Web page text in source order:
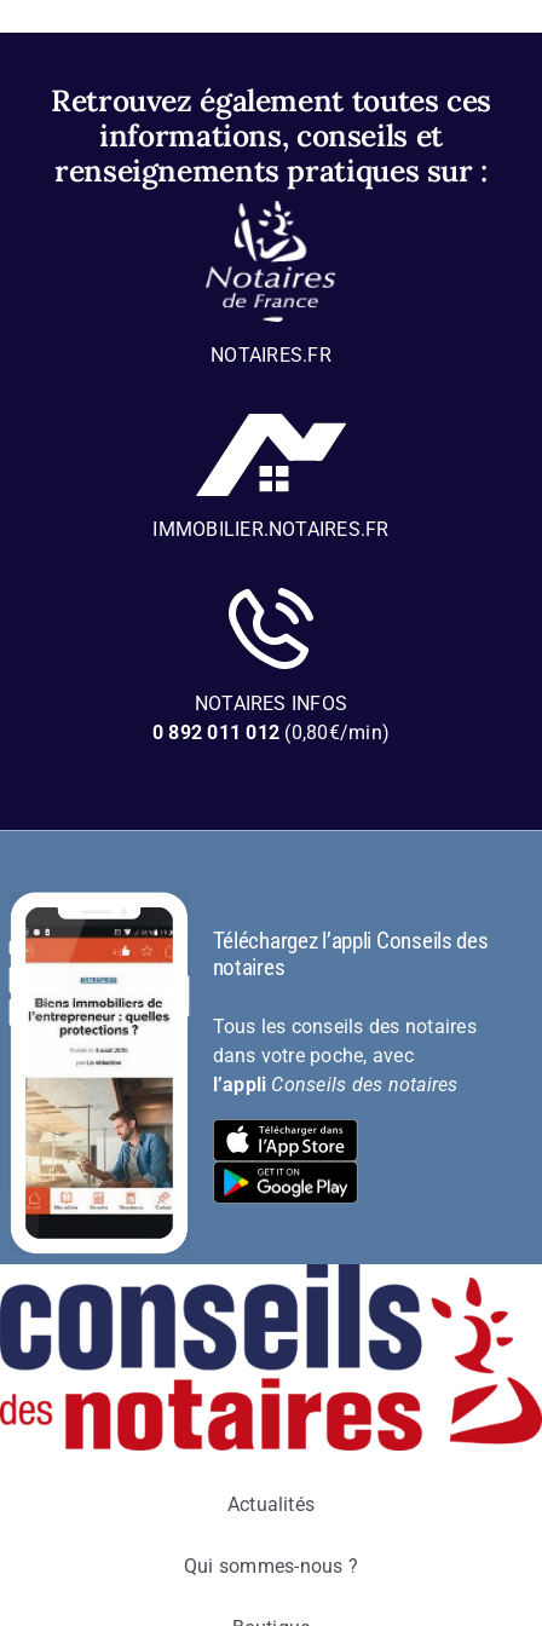
Retrouvez également toutes ces
informations, conseils et
renseignements pratiques sur :
NOTAIRES.FR
IMMOBILIER.NOTAIRES.FR
NOTAIRES INFOS
0 892 011 012 (0,80€/min)
Téléchargez l’appli Conseils des
notaires
Tous les conseils des notaires
dans votre poche, avec
l’appli Conseils des notaires
Actualités
Qui sommes-nous ?